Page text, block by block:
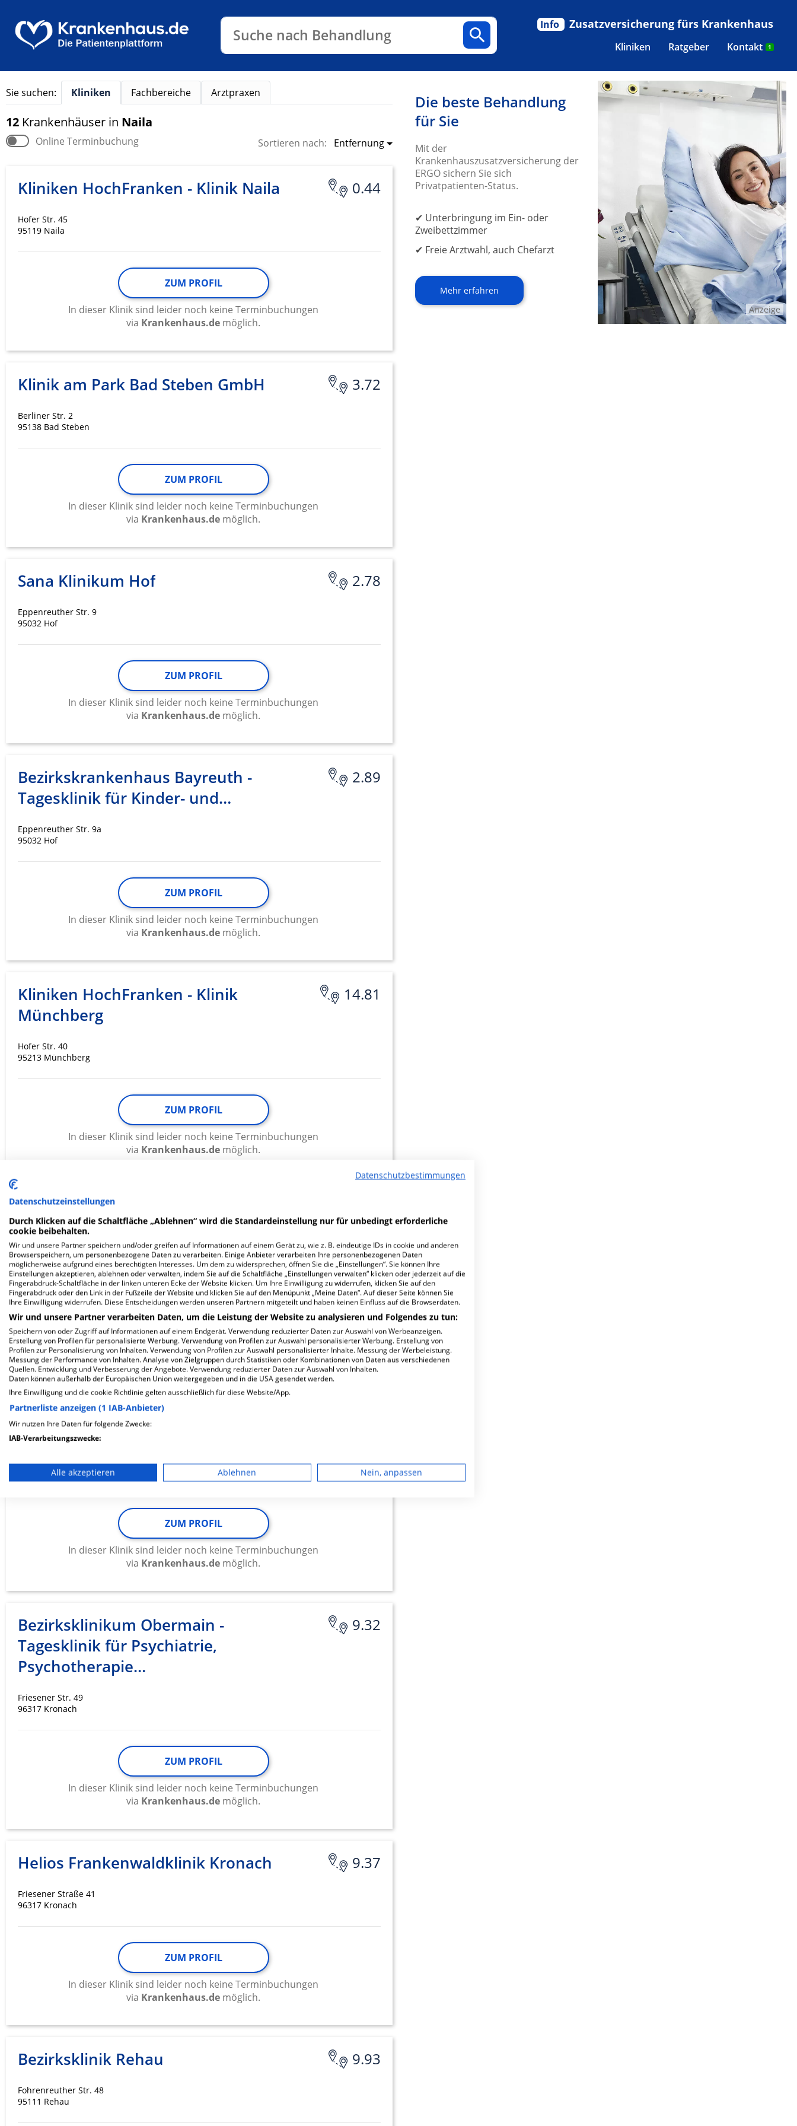
Suche nach Behandlung
Kliniken
Ratgeber Kontakt 1
Info Zusatzversicherung fürs Krankenhaus
Sie suchen: Kliniken Fachbereiche Arztpraxen
12 Krankenhäuser in Naila
Online Terminbuchung Sortieren nach: Entfernung
0.44
Kliniken HochFranken - Klinik Naila
Hofer Str. 45
95119 Naila
ZUM PROFIL
In dieser Klinik sind leider noch keine Terminbuchungen
via Krankenhaus.de möglich.
3.72
Klinik am Park Bad Steben GmbH
Berliner Str. 2
95138 Bad Steben
ZUM PROFIL
In dieser Klinik sind leider noch keine Terminbuchungen
via Krankenhaus.de möglich.
2.78
Sana Klinikum Hof
Eppenreuther Str. 9
95032 Hof
ZUM PROFIL
In dieser Klinik sind leider noch keine Terminbuchungen
via Krankenhaus.de möglich.
2.89
Bezirkskrankenhaus Bayreuth -
Tagesklinik für Kinder- und…
Eppenreuther Str. 9a
95032 Hof
ZUM PROFIL
In dieser Klinik sind leider noch keine Terminbuchungen
via Krankenhaus.de möglich.
14.81
Kliniken HochFranken - Klinik
Münchberg
Hofer Str. 40
95213 Münchberg
ZUM PROFIL
In dieser Klinik sind leider noch keine Terminbuchungen
via Krankenhaus.de möglich.
Fachklinik Stadtsteinach
Kronacherstraße 26
95346 Stadtsteinach
ZUM PROFIL
In dieser Klinik sind leider noch keine Terminbuchungen
viaKrankenhaus.demöglich.
Klinik Wirsberg, Klinik für Psychiatrie
und Psychotherapie
95339 Wirsberg
ZUM PROFIL
In dieser Klinik sind leider noch keine Terminbuchungen
via Krankenhaus.de möglich.
9.32
Bezirksklinikum Obermain -
Tagesklinik für Psychiatrie,
Psychotherapie…
Friesener Str. 49
96317 Kronach
ZUM PROFIL
In dieser Klinik sind leider noch keine Terminbuchungen
via Krankenhaus.de möglich.
9.37
Helios Frankenwaldklinik Kronach
Friesener Straße 41
96317 Kronach
ZUM PROFIL
In dieser Klinik sind leider noch keine Terminbuchungen
via Krankenhaus.de möglich.
9.93
Bezirksklinik Rehau
Fohrenreuther Str. 48
95111 Rehau
Die beste Behandlung
für Sie
Mit der
Krankenhauszusatzversicherung der
ERGO sichern Sie sich
Privatpatienten-Status.
✔ Unterbringung im Ein- oder
Zweibettzimmer
✔ Freie Arztwahl, auch Chefarzt
Mehr erfahren
Anzeige
Datenschutzbestimmungen
Datenschutzeinstellungen
Durch Klicken auf die Schaltfläche „Ablehnen“ wird die Standardeinstellung nur für unbedingt erforderliche
cookie beibehalten.
Wir und unsere Partner speichern und/oder greifen auf Informationen auf einem Gerät zu, wie z. B. eindeutige IDs in cookie und anderen
Browserspeichern, um personenbezogene Daten zu verarbeiten. Einige Anbieter verarbeiten Ihre personenbezogenen Daten
möglicherweise aufgrund eines berechtigten Interesses. Um dem zu widersprechen, öffnen Sie die „Einstellungen“. Sie können Ihre
Einstellungen akzeptieren, ablehnen oder verwalten, indem Sie auf die Schaltfläche „Einstellungen verwalten“ klicken oder jederzeit auf die
Fingerabdruck-Schaltfläche in der linken unteren Ecke der Website klicken. Um Ihre Einwilligung zu widerrufen, klicken Sie auf den
Fingerabdruck oder den Link in der Fußzeile der Website und klicken Sie auf den Menüpunkt „Meine Daten“. Auf dieser Seite können Sie
Ihre Einwilligung widerrufen. Diese Entscheidungen werden unseren Partnern mitgeteilt und haben keinen Einfluss auf die Browserdaten.
Wir und unsere Partner verarbeiten Daten, um die Leistung der Website zu analysieren und Folgendes zu tun:
Speichern von oder Zugriff auf Informationen auf einem Endgerät. Verwendung reduzierter Daten zur Auswahl von Werbeanzeigen.
Erstellung von Profilen für personalisierte Werbung. Verwendung von Profilen zur Auswahl personalisierter Werbung. Erstellung von
Profilen zur Personalisierung von Inhalten. Verwendung von Profilen zur Auswahl personalisierter Inhalte. Messung der Werbeleistung.
Messung der Performance von Inhalten. Analyse von Zielgruppen durch Statistiken oder Kombinationen von Daten aus verschiedenen
Quellen. Entwicklung und Verbesserung der Angebote. Verwendung reduzierter Daten zur Auswahl von Inhalten.
Daten können außerhalb der Europäischen Union weitergegeben und in die USA gesendet werden.
Ihre Einwilligung und die cookie Richtlinie gelten ausschließlich für diese Website/App.
Partnerliste anzeigen (1 IAB-Anbieter)
Wir nutzen Ihre Daten für folgende Zwecke:
IAB-Verarbeitungszwecke:
Verwendung reduzierter Daten zur Auswahl von Werbeanzeigen
Verwendung von Profilen zur Auswahl personalisierter Werbung
Erstellung von Profilen zur Personalisierung von Inhalten
Messung der Performance von Inhalten
Analyse von Zielgruppen durch Statistiken oder Kombinationen von Daten aus
verschiedenen Quellen
Verwendung reduzierter Daten zur Auswahl von Inhalten
IAB-Besonderheiten:
Verwendung genauer Standortdaten
Geräte anhand von aktiv angeforderten Informationen identifizieren
Nicht-IAB-Verarbeitungszwecke:
Performance
Funktional
Alle akzeptieren Ablehnen Nein, anpassen